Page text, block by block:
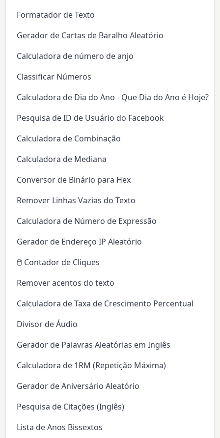
Formatador de Texto
Gerador de Cartas de Baralho Aleatório
Calculadora de número de anjo
Classificar Números
Calculadora de Dia do Ano - Que Dia do Ano é Hoje?
Pesquisa de ID de Usuário do Facebook
Calculadora de Combinação
Calculadora de Mediana
Conversor de Binário para Hex
Remover Linhas Vazias do Texto
Calculadora de Número de Expressão
Gerador de Endereço IP Aleatório
🖱️ Contador de Cliques
Remover acentos do texto
Calculadora de Taxa de Crescimento Percentual
Divisor de Áudio
Gerador de Palavras Aleatórias em Inglês
Calculadora de 1RM (Repetição Máxima)
Gerador de Aniversário Aleatório
Pesquisa de Citações (Inglês)
Lista de Anos Bissextos